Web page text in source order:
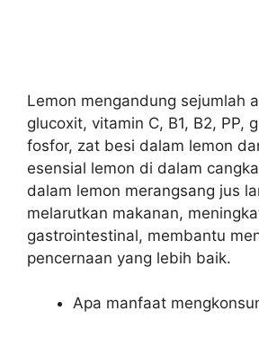
Lemon mengandung sejumlah
glucoxit, vitamin C, B1, B2, PP,
fosfor, zat besi dalam lemon
esensial lemon di dalam
dalam lemon merangsang jus
melarutkan makanan,
gastrointestinal, membantu
pencernaan yang lebih baik.
Apa manfaat